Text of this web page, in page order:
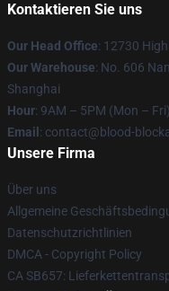
Kontaktieren Sie uns
Our Head Office: 12730
Our Warehouse: No. 606
Shanghai
Hour: 9AM – 5PM (Mon – Fri)
Email : contact@blood-
Unsere Firma
Über uns
Allgemeine
Datenschutzrichtlinien
DMCA - Copyright Policy
CA SB657: